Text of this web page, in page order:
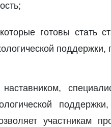
готовы стать
поддержки,
участникам